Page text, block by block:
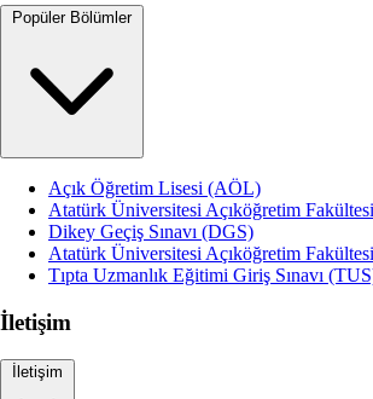
Popüler Bölümler
Açık Öğretim Lisesi (AÖL)
Atatürk Üniversitesi Açıköğretim
Dikey Geçiş Sınavı (DGS)
Atatürk Üniversitesi Açıköğretim
Tıpta Uzmanlık Eğitimi Giriş Sınavı
İletişim
İletişim